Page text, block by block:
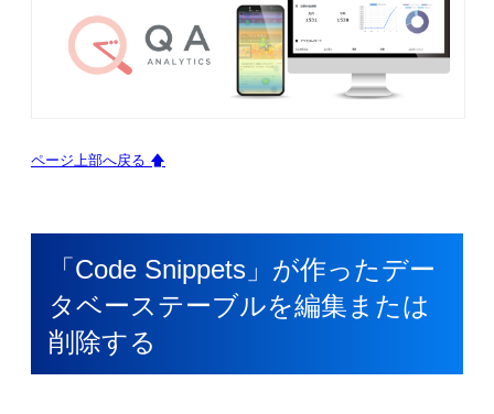
ページ上部へ戻る 🡅
「Code Snippets」が作ったデー
タベーステーブルを編集または
削除する